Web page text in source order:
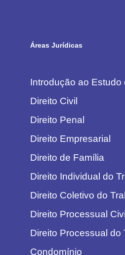
Áreas Jurídicas
Introdução ao Estudo
Direito Civil
Direito Penal
Direito Empresarial
Direito de Família
Direito Individual do
Direito Coletivo do
Direito Processual Civil
Direito Processual do
Condomínio